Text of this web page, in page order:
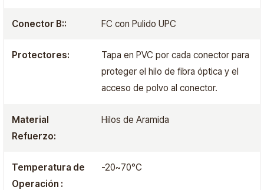
Conector B:: FC con Pulido UPC
Protectores:
Tapa en PVC por cada conector para
proteger el hilo de fibra óptica y el
acceso de polvo al conector.
Material
Refuerzo:
Hilos de Aramida
Temperatura de
Operación :
-20~70°C